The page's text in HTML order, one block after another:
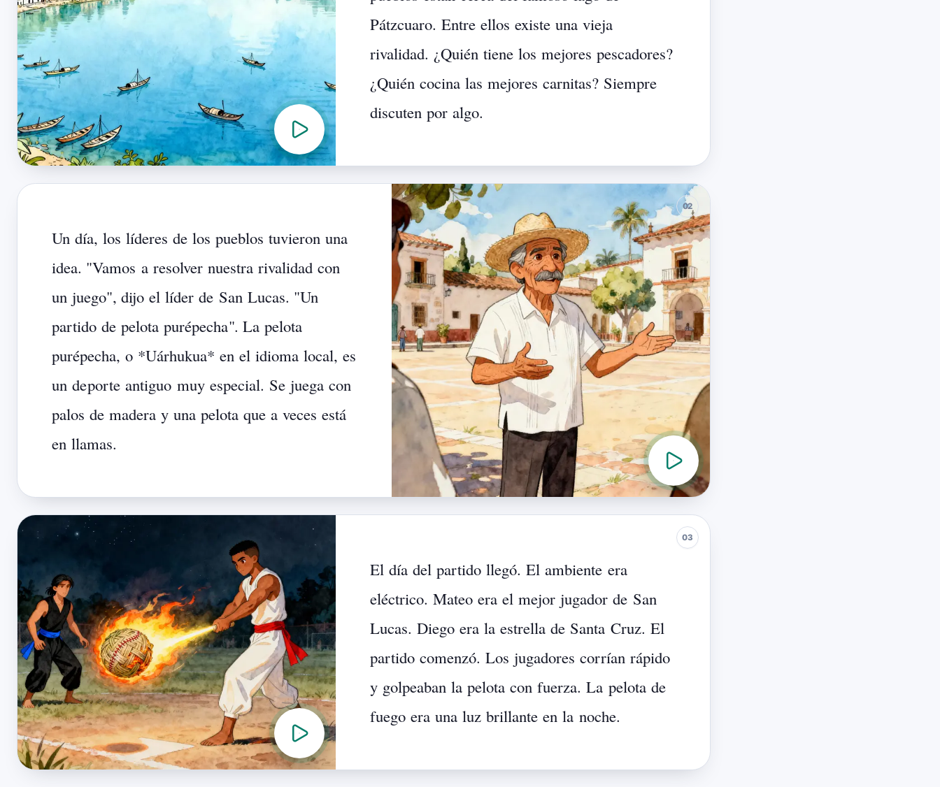
Pátzcuaro. Entre ellos existe una vieja
rivalidad. ¿Quién tiene los mejores pescadores?
¿Quién cocina las mejores carnitas? Siempre
discuten por algo.
Un día, los líderes de los pueblos tuvieron una
idea. "Vamos a resolver nuestra rivalidad con
un juego", dijo el líder de San Lucas. "Un
partido de pelota purépecha". La pelota
purépecha, o *Uárhukua* en el idioma local, es
un deporte antiguo muy especial. Se juega con
palos de madera y una pelota que a veces está
en llamas.
El día del partido llegó. El ambiente era
eléctrico. Mateo era el mejor jugador de San
Lucas. Diego era la estrella de Santa Cruz. El
partido comenzó. Los jugadores corrían rápido
y golpeaban la pelota con fuerza. La pelota de
fuego era una luz brillante en la noche.